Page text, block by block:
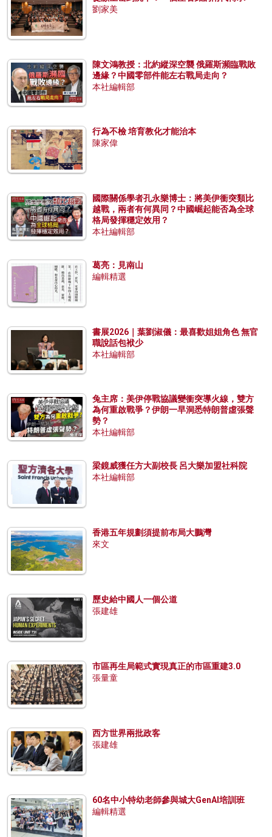
劉家美
陳文鴻教授：北約縱深空襲 俄羅斯瀕臨戰敗
邊緣？中國零部件能左右戰局走向？
本社編輯部
行為不檢 培育教化才能治本
陳家偉
國際關係學者孔永樂博士：將美伊衝突類比
越戰，兩者有何異同？中國崛起能否為全球
格局發揮穩定效用？
本社編輯部
葛亮：見南山
編輯精選
書展2026｜葉劉淑儀：最喜歡姐姐角色 無官
職說話包袱少
本社編輯部
兔主席：美伊停戰協議變衝突導火線，雙方
為何重啟戰爭？伊朗一早洞悉特朗普虛張聲
勢？
本社編輯部
梁鏡威獲任方大副校長 呂大樂加盟社科院
本社編輯部
香港五年規劃須提前布局大鵬灣
來文
歷史給中國人一個公道
張建雄
市區再生局範式實現真正的市區重建3.0
張量童
西方世界兩批政客
張建雄
60名中小特幼老師參與城大GenAI培訓班
編輯精選